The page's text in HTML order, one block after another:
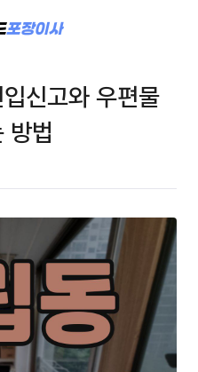
신고와 우편물
방법